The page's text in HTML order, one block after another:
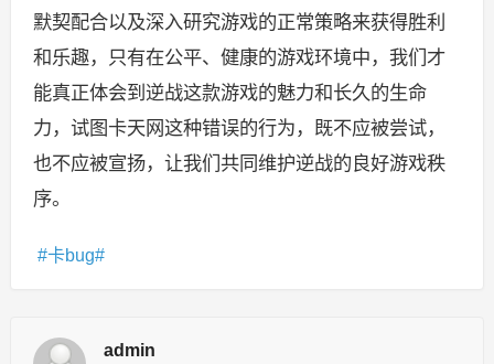
默契配合以及深入研究游戏的正常策略来获得胜利
和乐趣，只有在公平、健康的游戏环境中，我们才
能真正体会到逆战这款游戏的魅力和长久的生命
力，试图卡天网这种错误的行为，既不应被尝试，
也不应被宣扬，让我们共同维护逆战的良好游戏秩
序。
卡bug
admin